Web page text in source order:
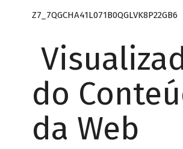
Z7_7QGCHA41L071B0QGLVK8P22GB6
do
da Web